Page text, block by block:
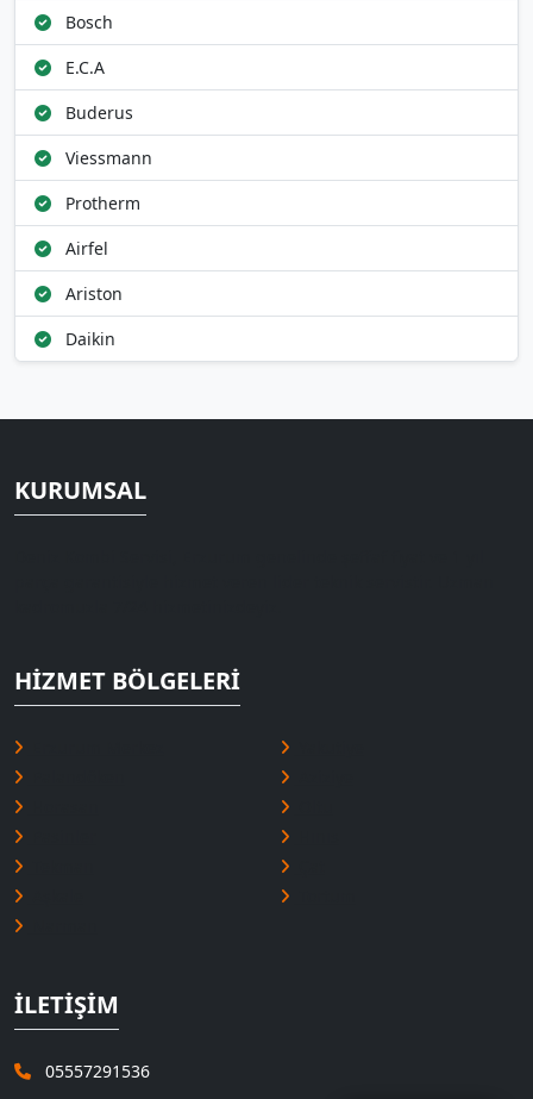
Bosch
E.C.A
Buderus
Viessmann
Protherm
Airfel
Ariston
Daikin
KURUMSAL
HIZMET BÖLGELERI
İLETIŞIM
05557291536